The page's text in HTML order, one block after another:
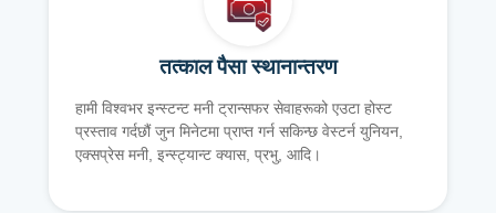
तत्काल पैसा स्थानान्तरण
हामी विश्वभर इन्स्टन्ट मनी ट्रान्सफर सेवाहरूको एउटा होस्ट
प्रस्ताव गर्दछौं जुन मिनेटमा प्राप्त गर्न सकिन्छ वेस्टर्न युनियन,
एक्सप्रेस मनी, इन्स्ट्यान्ट क्यास, प्रभु, आदि।